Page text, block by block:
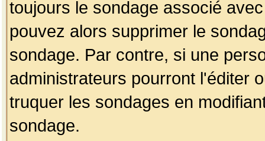
toujours le sondage associé
pouvez alors supprimer le
sondage. Par contre, si une
administrateurs pourront l'éditer
truquer les sondages en
sondage.